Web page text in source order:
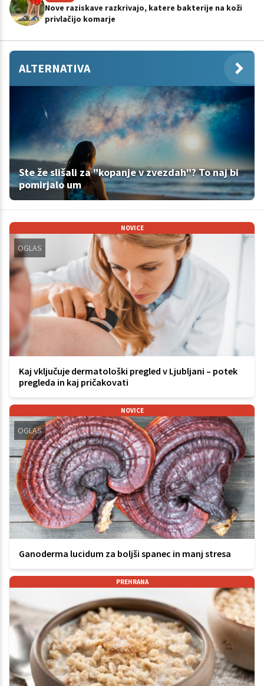
Nove raziskave razkrivajo, katere bakterije na koži
privlačijo komarje
ALTERNATIVA
Ste že slišali za "kopanje v zvezdah"? To naj bi
pomirjalo um
NOVICE
OGLAS
Kaj vključuje dermatološki pregled v Ljubljani – potek
pregleda in kaj pričakovati
NOVICE
OGLAS
Ganoderma lucidum za boljši spanec in manj stresa
PREHRANA